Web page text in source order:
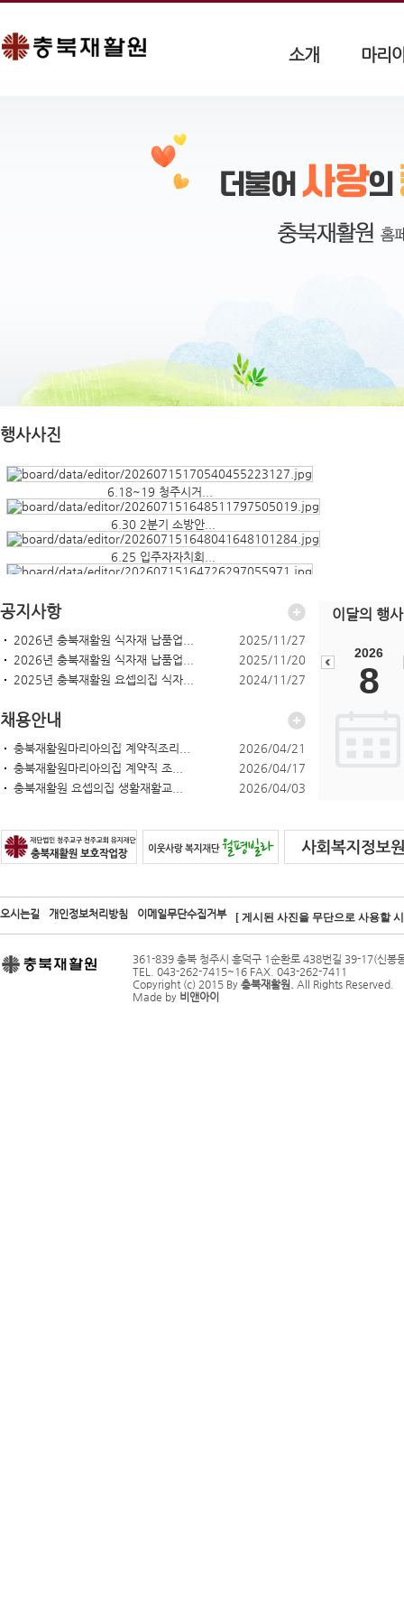
소개 마리
행사사진
6.18~19 청주시거...
6.30 2분기 소방안...
6.25 입주자자치회...
공지사항
2026년 충북재활원 식자재 납품업...
2025/11/27
2026년 충북재활원 식자재 납품업...
2025/11/20
2025년 충북재활원 요셉의집 식자...
2024/11/27
채용안내
충북재활원마리아의집 계약직조리...
2026/04/21
충북재활원마리아의집 계약직 조...
2026/04/17
충북재활원 요셉의집 생활재활교...
2026/04/03
이달의 행사
2026
8
오시는길 개인정보처리방침 이메일무단수집거부 [ 게시된 사진을 무단으로 사용할
361-839 충북 청주시 흥덕구 1순환로 438번길 39-17(신봉
TEL. 043-262-7415~16 FAX. 043-262-7411
Copyright (c) 2015 By 충북재활원. All Rights Reserved.
Made by 비앤아이